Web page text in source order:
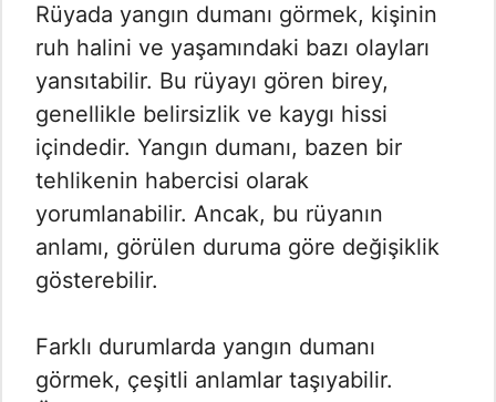
Rüyada yangın dumanı görmek, kişinin
ruh halini ve yaşamındaki bazı olayları
yansıtabilir. Bu rüyayı gören birey,
genellikle belirsizlik ve kaygı hissi
içindedir. Yangın dumanı, bazen bir
tehlikenin habercisi olarak
yorumlanabilir. Ancak, bu rüyanın
anlamı, görülen duruma göre değişiklik
gösterebilir.
Farklı durumlarda yangın dumanı
görmek, çeşitli anlamlar taşıyabilir.